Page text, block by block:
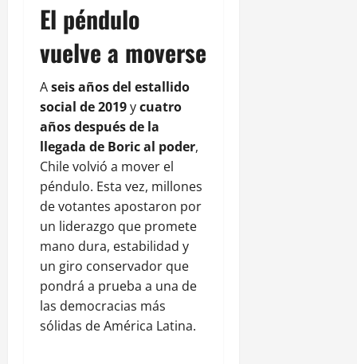
El péndulo
vuelve a moverse
Aseis años del estallido
social de 2019ycuatro
años después de la
llegada de Boric al poder,
Chile volvió a mover el
péndulo. Esta vez, millones
de votantes apostaron por
un liderazgo que promete
mano dura, estabilidad y
un giro conservador que
pondrá a prueba a una de
las democracias más
sólidas de América Latina.